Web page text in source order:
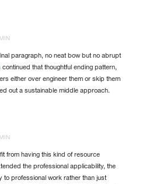
paragraph, no neat bow but no abrupt
continued that thoughtful ending pattern,
either over engineer them or skip them
out a sustainable middle approach.
from having this kind of resource
the professional applicability, the
to professional work rather than just